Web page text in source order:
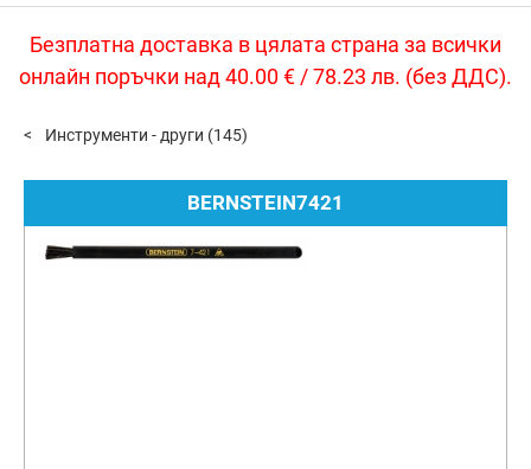
Безплатна доставка в цялата страна за всички
онлайн поръчки над 40.00 € / 78.23 лв. (без ДДС).
Инструменти - други (145)
BERNSTEIN7421